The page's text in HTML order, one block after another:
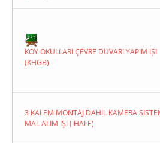
KÖY OKULLARI ÇEVRE DUVARI YAPIM İŞI
(KHGB)
3 KALEM MONTAJ DAHİL KAMERA
MAL ALIM İŞİ (İHALE)